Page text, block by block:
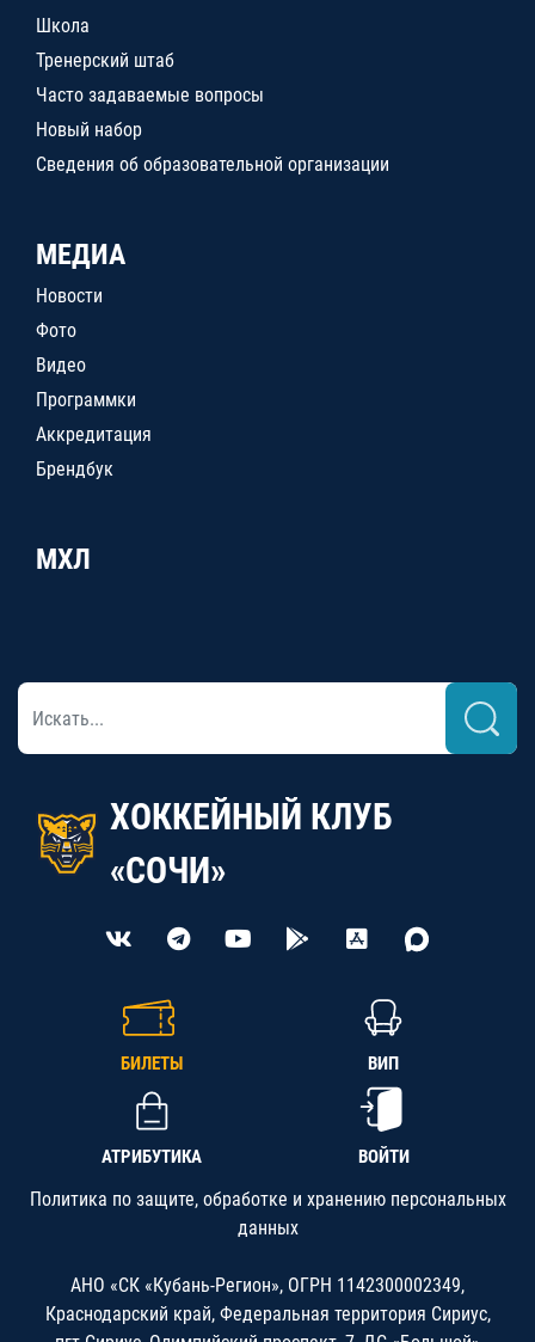
Школа
Тренерский штаб
Часто задаваемые вопросы
Новый набор
Сведения об образовательной организации
МЕДИА
Новости
Фото
Видео
Программки
Аккредитация
Брендбук
МХЛ
ХОККЕЙНЫЙ КЛУБ
«СОЧИ»
БИЛЕТЫ ВИП
АТРИБУТИКА ВОЙТИ
Политика по защите, обработке и хранению персональных
данных
АНО «СК «Кубань-Регион», ОГРН 1142300002349,
Краснодарский край, Федеральная территория Сириус,